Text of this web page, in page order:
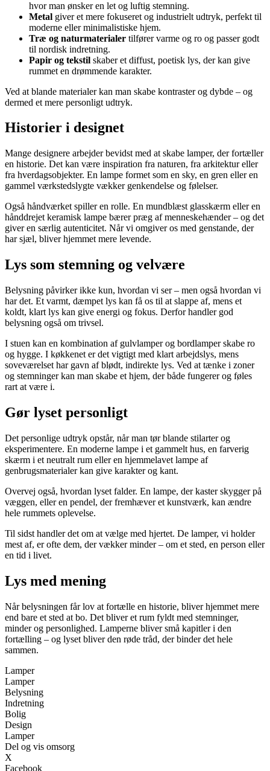
hvor man ønsker en let og luftig stemning.
Metal giver et mere fokuseret og industrielt udtryk, perfekt til
moderne eller minimalistiske hjem.
Træ og naturmaterialer tilfører varme og ro og passer godt
til nordisk indretning.
Papir og tekstil skaber et diffust, poetisk lys, der kan give
rummet en drømmende karakter.
Ved at blande materialer kan man skabe kontraster og dybde – og
dermed et mere personligt udtryk.
Historier i designet
Mange designere arbejder bevidst med at skabe lamper, der fortæller
en historie. Det kan være inspiration fra naturen, fra arkitektur eller
fra hverdagsobjekter. En lampe formet som en sky, en gren eller en
gammel værkstedslygte vækker genkendelse og følelser.
Også håndværket spiller en rolle. En mundblæst glasskærm eller en
hånddrejet keramisk lampe bærer præg af menneskehænder – og det
giver en særlig autenticitet. Når vi omgiver os med genstande, der
har sjæl, bliver hjemmet mere levende.
Lys som stemning og velvære
Belysning påvirker ikke kun, hvordan vi ser – men også hvordan vi
har det. Et varmt, dæmpet lys kan få os til at slappe af, mens et
koldt, klart lys kan give energi og fokus. Derfor handler god
belysning også om trivsel.
I stuen kan en kombination af gulvlamper og bordlamper skabe ro
og hygge. I køkkenet er det vigtigt med klart arbejdslys, mens
soveværelset har gavn af blødt, indirekte lys. Ved at tænke i zoner
og stemninger kan man skabe et hjem, der både fungerer og føles
rart at være i.
Gør lyset personligt
Det personlige udtryk opstår, når man tør blande stilarter og
eksperimentere. En moderne lampe i et gammelt hus, en farverig
skærm i et neutralt rum eller en hjemmelavet lampe af
genbrugsmaterialer kan give karakter og kant.
Overvej også, hvordan lyset falder. En lampe, der kaster skygger på
væggen, eller en pendel, der fremhæver et kunstværk, kan ændre
hele rummets oplevelse.
Til sidst handler det om at vælge med hjertet. De lamper, vi holder
mest af, er ofte dem, der vækker minder – om et sted, en person eller
en tid i livet.
Lys med mening
Når belysningen får lov at fortælle en historie, bliver hjemmet mere
end bare et sted at bo. Det bliver et rum fyldt med stemninger,
minder og personlighed. Lamperne bliver små kapitler i den
fortælling – og lyset bliver den røde tråd, der binder det hele
sammen.
Lamper
Lamper
Belysning
Indretning
Bolig
Design
Lamper
Del og vis omsorg
X
Facebook